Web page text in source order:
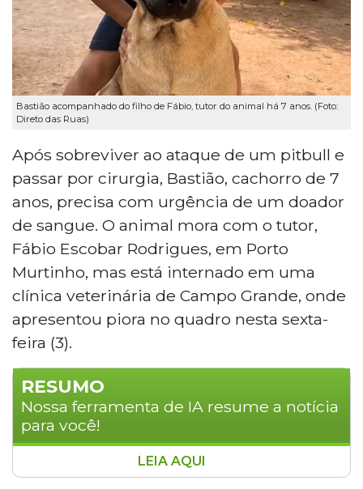
Bastião acompanhado do filho de Fábio, tutor do animal há 7 anos. (Foto:
Direto das Ruas)
Após sobreviver ao ataque de um pitbull e
passar por cirurgia, Bastião, cachorro de 7
anos, precisa com urgência de um doador
de sangue. O animal mora com o tutor,
Fábio Escobar Rodrigues, em Porto
Murtinho, mas está internado em uma
clínica veterinária de Campo Grande, onde
apresentou piora no quadro nesta sexta-
feira (3).
RESUMO
Nossa ferramenta de IA resume a notícia
para você!
Bastião, cão de 7 anos, sobreviveu ao
LEIA AQUI